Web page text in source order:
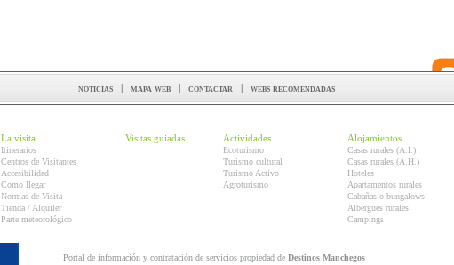
noticias | mapa web | contactar | webs recomendadas
La visita
Itinerarios
Centros de Visitantes
Accesibilidad
Como llegar
Normas de Visita
Tienda / Alquiler
Parte meteorológico
Visitas guiadas Actividades
Ecoturismo
Turismo cultural
Turismo Activo
Agroturismo
Alojamientos
Casas rurales (A.I.)
Casas rurales (A.H.)
Hoteles
Apartamentos rurales
Cabañas o bungalows
Albergues rurales
Campings
Portal de información y contratación de servicios propiedad de Destinos Manchegos